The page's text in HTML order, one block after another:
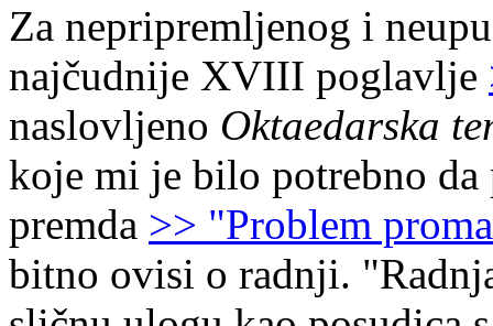
Za nepripremljenog i
najčudnije XVIII poglavlje
naslovljeno Oktaedarska
koje mi je bilo potrebno da
premda >> "Problem
bitno ovisi o radnji.